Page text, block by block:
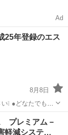
ワ
Ad
25年登録のエス
8月8日
自
い方や自営業
の方 ・パートやアルバイト勤務の主婦の方や派遣社員の方 ・自...
ラス
プレミアム－
軽減システ…